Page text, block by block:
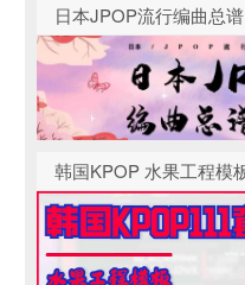
日本JPOP流行编曲总
韩国KPOP 水果工程模